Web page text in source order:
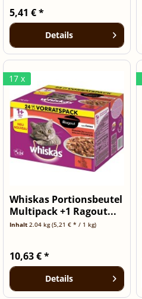
5,41 € *
Details
17 x
Whiskas Portionsbeutel
Multipack +1 Ragout...
Inhalt2.04 kg(5,21 € * / 1 kg)
10,63 € *
Details